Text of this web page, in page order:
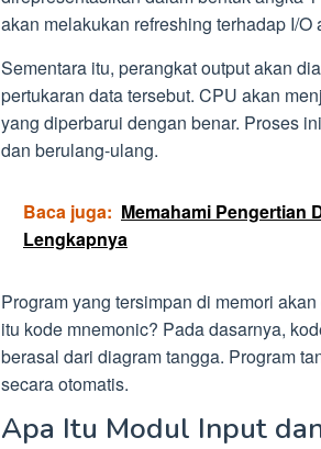
akan melakukan refreshing terhadap I/
Sementara itu, perangkat output akan
pertukaran data tersebut. CPU akan
yang diperbarui dengan benar. Proses
dan berulang-ulang.
Baca juga: Memahami Pengertian
Lengkapnya
Program yang tersimpan di memori
itu kode mnemonic? Pada dasarnya,
berasal dari diagram tangga. Program
secara otomatis.
Apa Itu Modul Input